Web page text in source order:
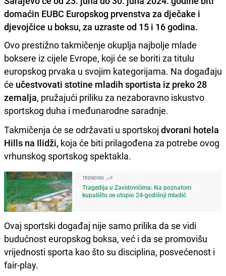
domaćin EUBC Europskog prvenstva za dječake i
djevojčice u boksu, za uzraste od 15 i 16 godina.
Ovo prestižno takmičenje okuplja najbolje mlade
boksere iz cijele Evrope, koji će se boriti za titulu
europskog prvaka u svojim kategorijama. Na događaju
će učestvovati stotine mladih sportista iz preko 28
zemalja, pružajući priliku za nezaboravno iskustvo
sportskog duha i međunarodne saradnje.
Takmičenja će se održavati u sportskoj dvorani hotela
Hills na Ilidži, koja će biti prilagođena za potrebe ovog
vrhunskog sportskog spektakla.
TRENDING
Tragedija u Zavidovićima: Na poznatom
kupalištu se utopio 24-godišnji mladić
Ovaj sportski događaj nije samo prilika da se vidi
budućnost europskog boksa, već i da se promovišu
vrijednosti sporta kao što su disciplina, posvećenost i
fair-play.